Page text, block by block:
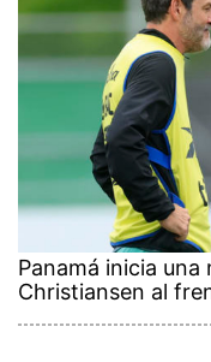
Panamá inicia
Christiansen al